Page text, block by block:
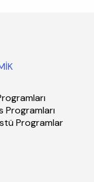
Programları
Programlar